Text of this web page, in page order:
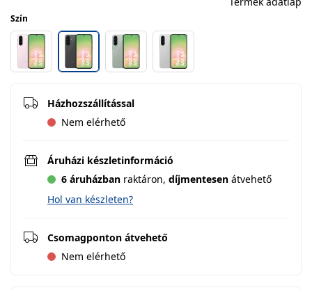
Szín
Házhozszállítással
Nem elérhető
Áruházi készletinformáció
6 áruházban raktáron, díjmentesen átvehető
Hol van készleten?
Csomagponton átvehető
Nem elérhető